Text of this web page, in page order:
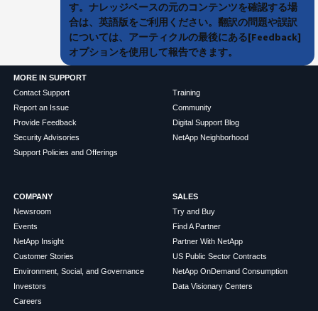
す。ナレッジベースの元のコンテンツを確認する場
合は、英語版をご利用ください。翻訳の問題や誤訳
については、アーティクルの最後にある[Feedback]
オプションを使用して報告できます。
MORE IN SUPPORT
Contact Support
Report an Issue
Provide Feedback
Security Advisories
Support Policies and Offerings
Training
Community
Digital Support Blog
NetApp Neighborhood
COMPANY
Newsroom
Events
NetApp Insight
Customer Stories
Environment, Social, and Governance
Investors
Careers
SALES
Try and Buy
Find A Partner
Partner With NetApp
US Public Sector Contracts
NetApp OnDemand Consumption
Data Visionary Centers